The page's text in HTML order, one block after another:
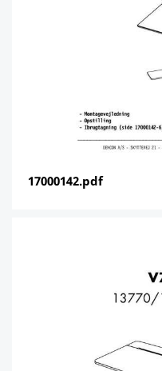
17000142.pdf